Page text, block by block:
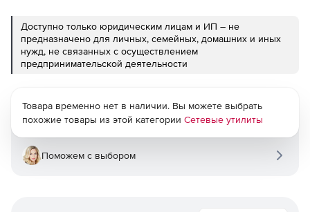
Доступно только юридическим лицам и ИП – не
предназначено для личных, семейных, домашних и иных
нужд, не связанных с осуществлением
предпринимательской деятельности
Товара временно нет в наличии. Вы можете выбрать
похожие товары из этой категории Сетевые утилиты
Поможем с выбором